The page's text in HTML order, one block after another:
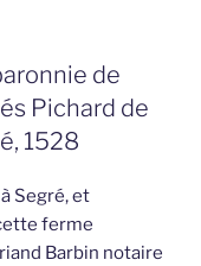
de
Pichard de
1528
Segré, et
ferme
Barbin notaire